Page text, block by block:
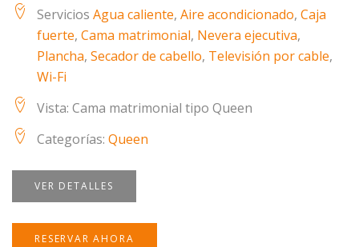
Servicios Agua caliente,Aire acondicionado,Caja
fuerte,Cama matrimonial, Nevera ejecutiva,
Plancha,Secador de cabello, Televisión por cable,
Wi-Fi
Vista: Cama matrimonial tipo Queen
Categorías: Queen
VER DETALLES
RESERVAR AHORA